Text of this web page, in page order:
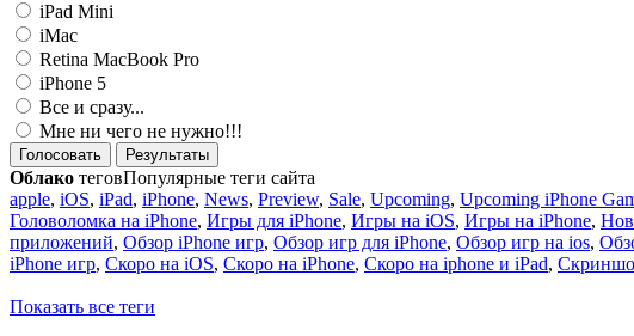
iPad Mini
iMac
Retina MacBook Pro
iPhone 5
Все и сразу...
Мне ни чего не нужно!!!
Голосовать Результаты
Облако теговПопулярные теги сайта
apple, iOS, iPad, iPhone, News, Preview, Sale, Upcoming, Upcoming iPhone
Головоломка на iPhone, Игры для iPhone, Игры на iOS, Игры на iPhone,
приложений, Обзор iPhone игр, Обзор игр для iPhone, Обзор игр на ios,
iPhone игр, Скоро на iOS, Скоро на iPhone, Скоро на iphone и iPad,
Показать все теги